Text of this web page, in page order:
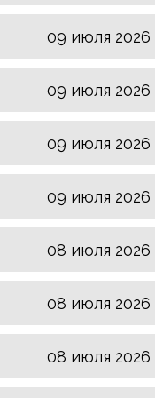
09 июля 2026
09 июля 2026
09 июля 2026
09 июля 2026
08 июля 2026
08 июля 2026
08 июля 2026